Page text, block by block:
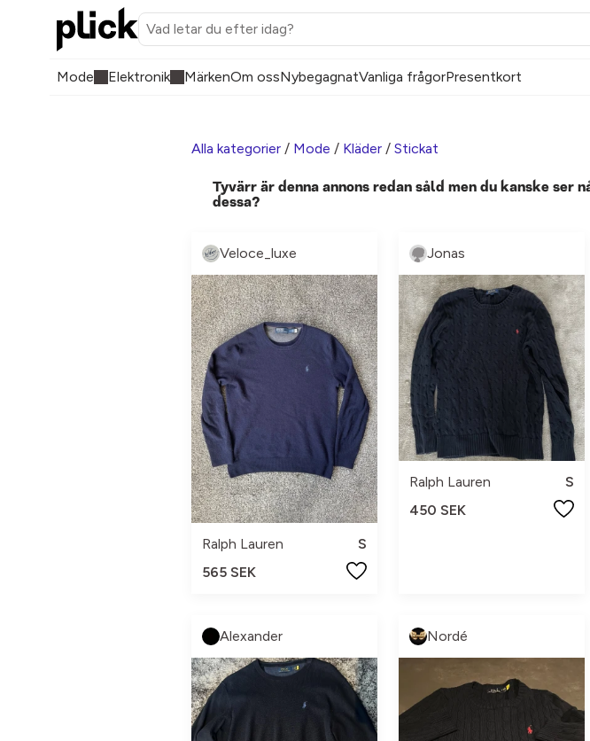
Mode Elektronik MärkenOm ossNybegagnatVanliga frågorPresentkort
Alla kategorier / Mode / Kläder / Stickat
Tyvärr är denna annons redan såld men du kanske ser
dessa?
Veloce_luxe
Ralph Lauren
S
565 SEK
Jonas
Ralph Lauren
S
450 SEK
Alexander Nordé